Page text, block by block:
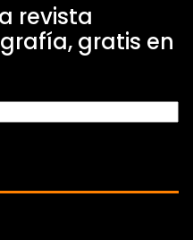
revista
gratis en